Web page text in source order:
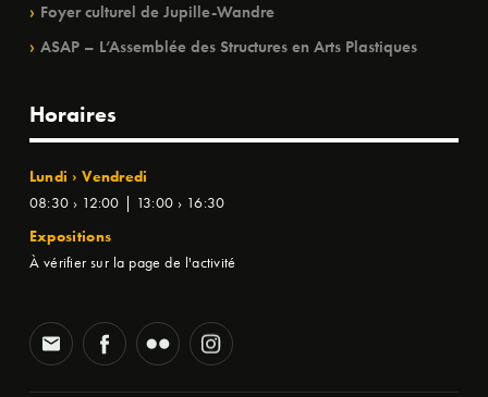
Foyer culturel de Jupille-Wandre
ASAP – L’Assemblée des Structures en Arts Plastiques
Horaires
Lundi › Vendredi
08:30 › 12:00 | 13:00 › 16:30
Expositions
À vérifier sur la page de l'activité